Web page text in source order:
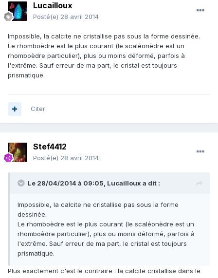
Lucailloux
Posté(e) 28 avril 2014
Impossible, la calcite ne cristallise pas sous la forme dessinée.
Le rhomboèdre est le plus courant (le scaléonèdre est un
rhomboèdre particulier), plus ou moins déformé, parfois à
l'extrême. Sauf erreur de ma part, le cristal est toujours
prismatique.
Citer
Stef4412
Posté(e) 28 avril 2014
Le 28/04/2014 à 09:05, Lucailloux a dit :
Impossible, la calcite ne cristallise pas sous la forme
dessinée.
Le rhomboèdre est le plus courant (le scaléonèdre est un
rhomboèdre particulier), plus ou moins déformé, parfois à
l'extrême. Sauf erreur de ma part, le cristal est toujours
prismatique.
Plus exactement c'est le contraire : la calcite cristallise dans le